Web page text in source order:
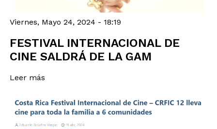
Viernes, Mayo 24, 2024 - 18:19
FESTIVAL INTERNACIONAL DE
CINE SALDRÁ DE LA GAM
Leer más